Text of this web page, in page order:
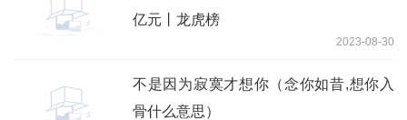
亿元丨龙虎榜
2023-08-30
不是因为寂寞才想你（念你如昔,想你入
骨什么意思）